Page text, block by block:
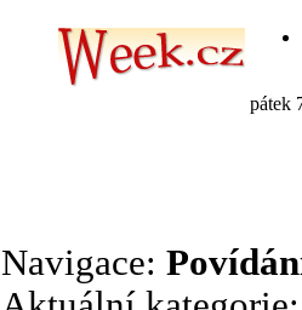
pátek
Navigace: